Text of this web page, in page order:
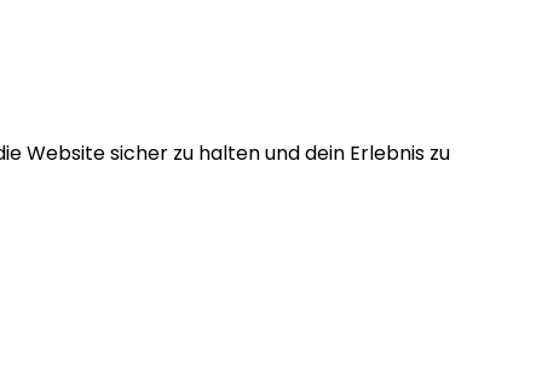
Website sicher zu halten und dein Erlebnis zu